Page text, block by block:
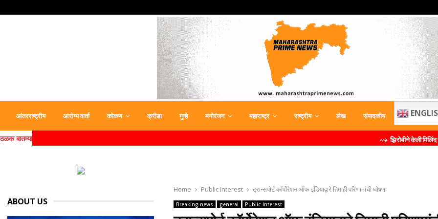
आंतरराष्ट्रीय आरोग्य वार्ता कोकण क्रीडा गुन्हे मनोरंजन महाराष्ट्र राष्ट्रीय लेख संपादकीय
ठळक बातम्या ⇝ झिरोबीने केली मिलिंद सोमण
Home Public Interest ट्रान्सपोर्ट कॉर्पोरेशन ऑफ इंडियाद्वारे तिमाही परिणामांची घोषणा
Breaking news general Public Interest
ABOUT US